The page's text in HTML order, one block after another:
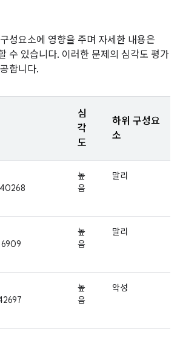
성요소에 영향을 주며 자세한 내용은
수 있습니다. 이러한 문제의 심각도 평가
합니다.
심
각
도
하위 구성요
소
높
음
말리
높
음
말리
높
음
악성